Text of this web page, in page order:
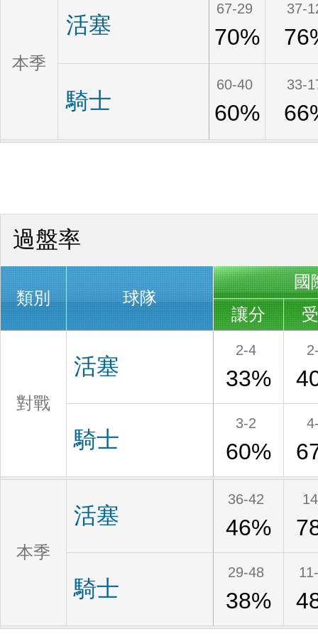
本季
活塞
67-29
70%
37-
騎士
60-40
60%
33-
過盤率
類別 球隊
國
讓分
對戰
活塞
2-4
33%
騎士
3-2
60%
本季
活塞
36-42
46%
騎士
29-48
38%